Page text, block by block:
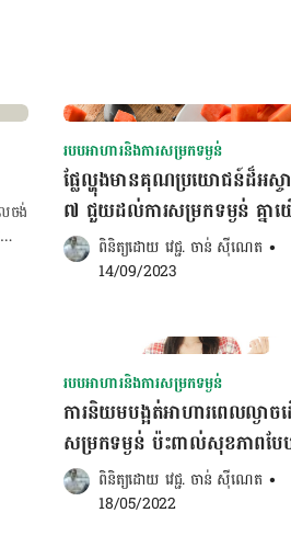
ចង់​
ក​
រ​
របបអាហារនិងការសម្រកទម្ងន់
ផ្លែល្ហុងមានគុណប្រយោជន៍ដ៏អស្ចា
៧ ជួយដល់ការសម្រកទម្ងន់ គ្នា
គួររំលង!ពិនិត្យដោយ វេជ្ជ. ចាន់ ស៊ីណេត •
14/09/2023
របបអាហារនិងការសម្រកទម្ងន់
ការនិយមបង្អត់អាហារពេលល្ងាច
សម្រកទម្ងន់ ប៉ះពាល់សុខភាពប
ពិនិត្យដោយ វេជ្ជ. ចាន់ ស៊ីណេត •
18/05/2022